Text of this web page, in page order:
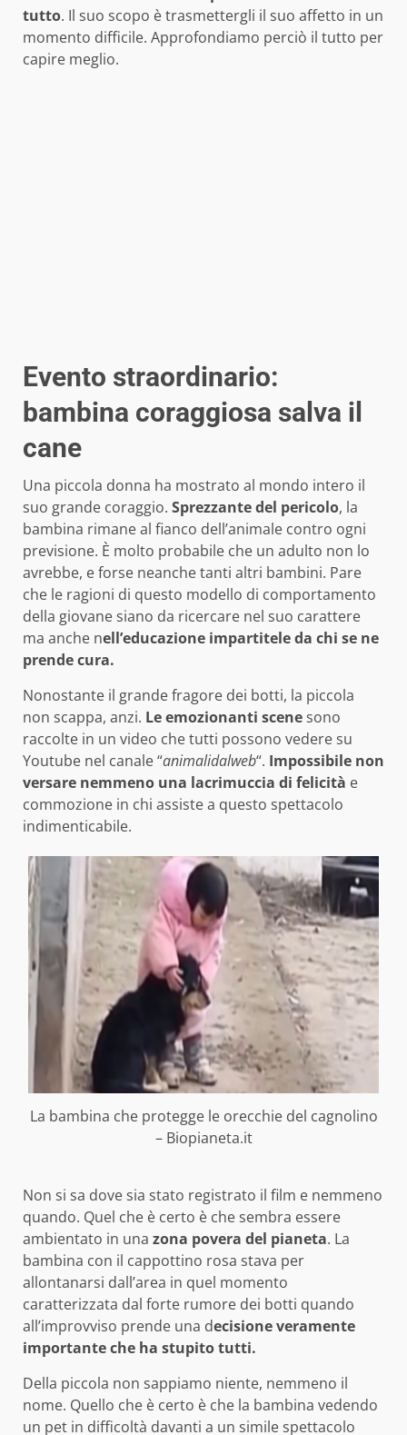
tutto. Il suo scopo è trasmettergli il suo affetto in un
momento difficile. Approfondiamo perciò il tutto per
capire meglio.
Evento straordinario:
bambina coraggiosa salva il
cane
Una piccola donna ha mostrato al mondo intero il
suo grande coraggio. Sprezzante del pericolo, la
bambina rimane al fianco dell’animale contro ogni
previsione. È molto probabile che un adulto non lo
avrebbe, e forse neanche tanti altri bambini. Pare
che le ragioni di questo modello di comportamento
della giovane siano da ricercare nel suo carattere
ma anche nell’educazione impartitele da chi se ne
prende cura.
Nonostante il grande fragore dei botti, la piccola
non scappa, anzi. Le emozionanti scenesono
raccolte in un video che tutti possono vedere su
Youtube nel canale “animalidalweb“. Impossibile non
versare nemmeno una lacrimuccia di felicità e
commozione in chi assiste a questo spettacolo
indimenticabile.
La bambina che protegge le orecchie del cagnolino
– Biopianeta.it
Non si sa dove sia stato registrato il film e nemmeno
quando. Quel che è certo è che sembra essere
ambientato in una zona povera del pianeta. La
bambina con il cappottino rosa stava per
allontanarsi dall’area in quel momento
caratterizzata dal forte rumore dei botti quando
all’improvviso prende una decisione veramente
importante che ha stupito tutti.
Della piccola non sappiamo niente, nemmeno il
nome. Quello che è certo è che la bambina vedendo
un pet in difficoltà davanti a un simile spettacolo